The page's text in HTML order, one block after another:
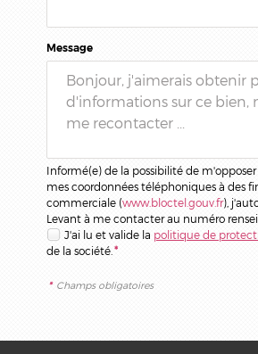
Message
Informé(e) de la possibilité de
mes coordonnées téléphoniques à des
commerciale (www.bloctel.gouv.fr),
Levant à me contacter au numéro
J'ai lu et valide la politique de
de la société. *
* Champs obligatoires